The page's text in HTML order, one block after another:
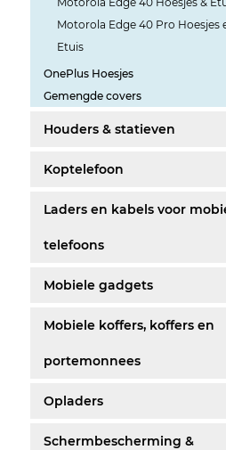
Motorola Edge 40 Pro Hoesjes
Etuis
OnePlus Hoesjes
Gemengde covers
Houders & statieven
Koptelefoon
Laders en kabels voor
telefoons
Mobiele gadgets
Mobiele koffers, koffers en
portemonnees
Opladers
Schermbescherming &